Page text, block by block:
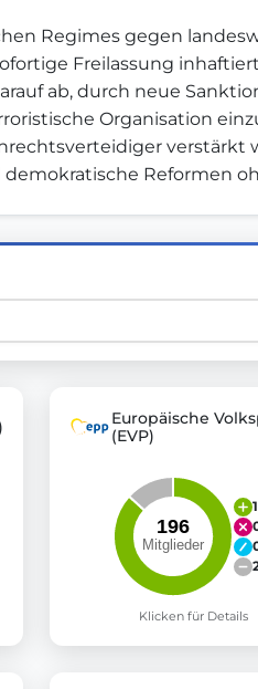
platforms, which lets
Germany and Europe.
Regimes gegen
Freilassung
ab, durch neue
Organisation
verstärkt
Reformen
Europäische
(EVP)
Klicken für Details